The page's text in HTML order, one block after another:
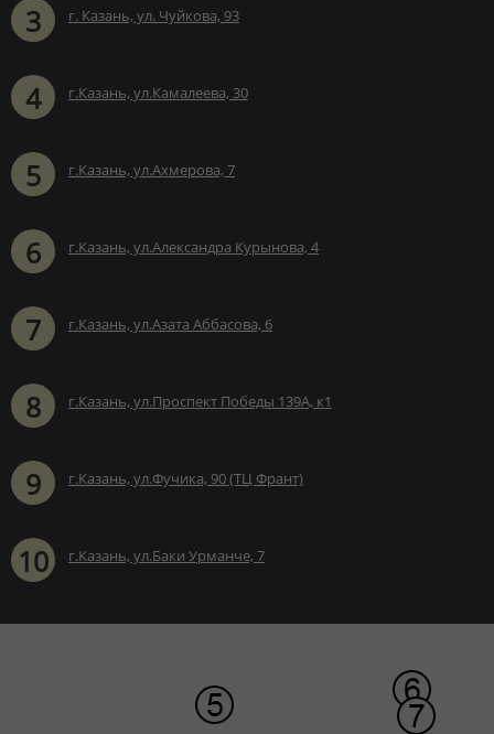
3 г. Казань, ул. Чуйкова, 93
4 г.Казань, ул.Камалеева, 30
5 г.Казань, ул.Ахмерова, 7
6 г.Казань, ул.Александра Курынова, 4
7 г.Казань, ул.Азата Аббасова, 6
8 г.Казань, ул.Проспект Победы 139А, к1
9 г.Казань, ул.Фучика, 90 (ТЦ Франт)
10 г.Казань, ул.Баки Урманче, 7